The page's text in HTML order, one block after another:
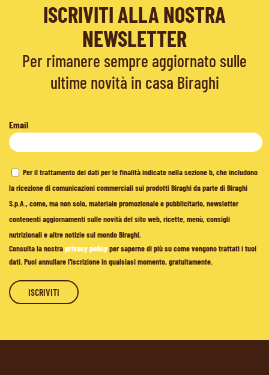
ISCRIVITI ALLA NOSTRA
NEWSLETTER
Per rimanere sempre aggiornato sulle
ultime novità in casa Biraghi
Email
Per il trattamento dei dati per le finalità indicate nella sezione b, che includono
la ricezione di comunicazioni commerciali sui prodotti Biraghi da parte di Biraghi
S.p.A., come, ma non solo, materiale promozionale e pubblicitario, newsletter
contenenti aggiornamenti sulle novità del sito web, ricette, menù, consigli
nutrizionali e altre notizie sul mondo Biraghi.
Consulta la nostraprivacy policyper saperne di più su come vengono trattati i tuoi
dati. Puoi annullare l'iscrizione in qualsiasi momento, gratuitamente.